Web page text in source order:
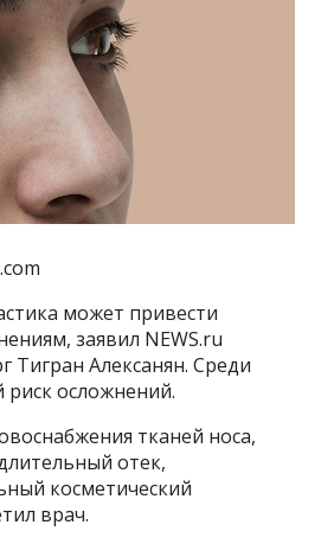
может привести
заявил NEWS.ru
Тигран Алексанян. Среди
осложнений.
тканей носа,
отек,
косметический
врач.